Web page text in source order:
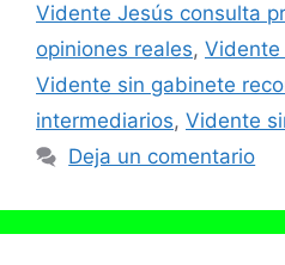
Vidente Jesús consulta
opiniones reales, Vidente
Vidente sin gabinete
intermediarios, Vidente
Deja un comentario